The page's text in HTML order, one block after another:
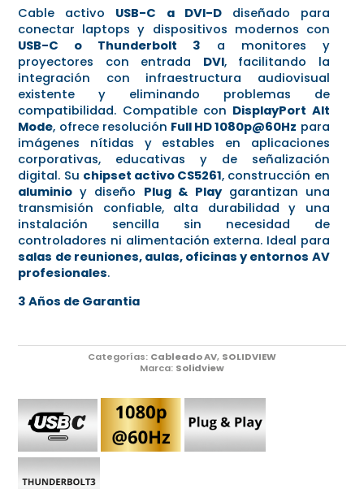
Cable activo USB-C a DVI-Ddiseñado para
conectar laptops y dispositivos modernos con
USB-C o Thunderbolt 3 a monitores y
proyectores con entrada DVI, facilitando la
integración con infraestructura audiovisual
existente y eliminando problemas de
compatibilidad. Compatible con DisplayPort Alt
Mode, ofrece resolución Full HD 1080p@60Hz para
imágenes nítidas y estables en aplicaciones
corporativas, educativas y de señalización
digital. Su chipset activo CS5261, construcción en
aluminio y diseño Plug & Playgarantizan una
transmisión confiable, alta durabilidad y una
instalación sencilla sin necesidad de
controladores ni alimentación externa. Ideal para
salas de reuniones, aulas, oficinas y entornos AV
profesionales.
3 Años de Garantia
Categorías: Cableado AV, SOLIDVIEW
Marca: Solidview